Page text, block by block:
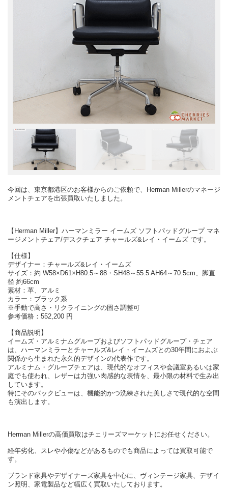
今回は、東京都港区のお客様からのご依頼で、Herman Millerのマネージ
メントチェアを出張買取いたしました。
【Herman Miller】ハーマンミラー イームズ ソフトパッドグループ マネ
ージメントチェア/デスクチェア チャールズ&レイ・イームズ です。
【仕様】
デザイナー：チャールズ&レイ・イームズ
サイズ：約 W58×D61×H80.5～88・SH48～55.5 AH64～70.5cm、脚直
径 約66cm
素材：革、アルミ
カラー：ブラック系
※手動で高さ・リクライニングの固さ調整可
参考価格：552,200 円
【商品説明】
イームズ・アルミナムグループおよびソフトパッドグループ・チェア
は、ハーマンミラーとチャールズ&レイ・イームズとの30年間におよぶ
関係から生まれた永久的デザインの代表作です。
アルミナム・グループチェアは、現代的なオフィスや会議室あるいは家
庭でも使われ、レザーは力強い肉感的な表情を、最小限の材料で生み出
しています。
特にそのバックビューは、機能的かつ洗練された美しさで現代的な空間
も演出します。
Herman Millerの高価買取はチェリーズマーケットにお任せください。
経年劣化、スレや小傷などがあるものでも商品によっては買取可能で
す。
ブランド家具やデザイナーズ家具を中心に、ヴィンテージ家具、デザイ
ン照明、家電製品など幅広く買取いたしております。